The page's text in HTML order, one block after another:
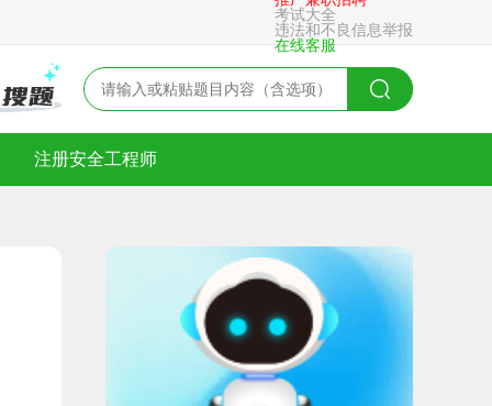
考试大全
违法和不良信息举报
在线客服
注册安全工程师